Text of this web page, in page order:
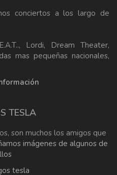
conciertos a los largo de
Lordi, Dream Theater,
mas pequeñas nacionales,
TESLA
son muchos los amigos que
imágenes de algunos de